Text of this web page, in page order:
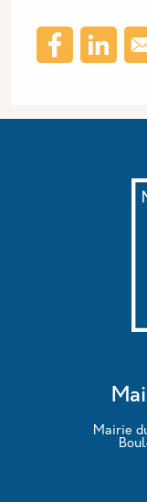
Mairie